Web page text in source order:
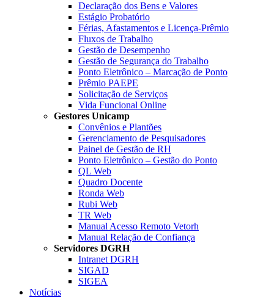
Declaração dos Bens e Valores
Estágio Probatório
Férias, Afastamentos e Licença-Prêmio
Fluxos de Trabalho
Gestão de Desempenho
Gestão de Segurança do Trabalho
Ponto Eletrônico – Marcação de Ponto
Prêmio PAEPE
Solicitação de Serviços
Vida Funcional Online
Gestores Unicamp
Convênios e Plantões
Gerenciamento de Pesquisadores
Painel de Gestão de RH
Ponto Eletrônico – Gestão do Ponto
QL Web
Quadro Docente
Ronda Web
Rubi Web
TR Web
Manual Acesso Remoto Vetorh
Manual Relação de Confiança
Servidores DGRH
Intranet DGRH
SIGAD
SIGEA
Notícias